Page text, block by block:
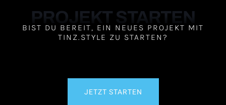
PROJEKT STARTEN
BIST DU BEREIT, EIN NEUES PROJEKT MIT
TINZ.STYLE ZU STARTEN?
JETZT STARTEN